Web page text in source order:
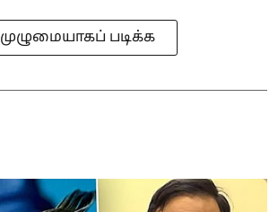
முழுமையாகப் படிக்க